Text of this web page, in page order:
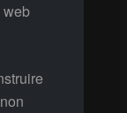
web